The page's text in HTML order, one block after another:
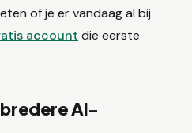
of je er vandaag al bij
account die eerste
AI-